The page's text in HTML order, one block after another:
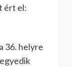
ért el:
36. helyre